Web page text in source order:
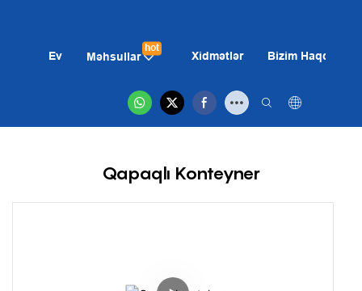
Ev Məhsullar
hot
Xidmətlər Bizim Haqqımız
Qapaqlı Konteyner